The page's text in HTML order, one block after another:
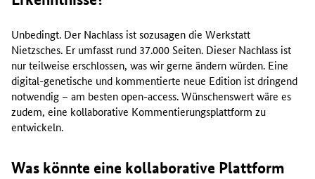
Unbedingt. Der Nachlass ist sozusagen die Werkstatt
Nietzsches. Er umfasst rund 37.000 Seiten. Dieser Nachlass ist
nur teilweise erschlossen, was wir gerne ändern würden. Eine
digital-genetische und kommentierte neue Edition ist dringend
notwendig – am besten open-access. Wünschenswert wäre es
zudem, eine kollaborative Kommentierungsplattform zu
entwickeln.
Was könnte eine kollaborative Plattform